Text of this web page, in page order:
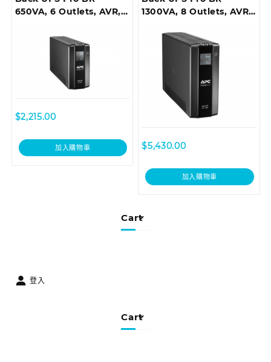
Cart
650VA, 6 Outlets, AVR,
$2,215.00
加入購物車
1300VA, 8 Outlets, AVR,
$5,430.00
加入購物車
登入
Cart